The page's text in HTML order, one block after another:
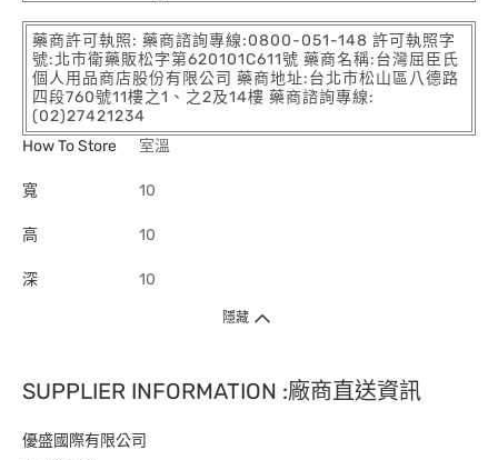
藥商許可執照: 藥商諮詢專線:0800-051-148 許可執照字
號:北市衛藥販松字第620101C611號 藥商名稱:台灣屈臣氏
個人用品商店股份有限公司 藥商地址:台北市松山區八德路
四段760號11樓之1、之2及14樓 藥商諮詢專線:
(02)27421234
How To Store
室溫
寬 10
高 10
深 10
隱藏
SUPPLIER INFORMATION :廠商直送資訊
優盛國際有限公司